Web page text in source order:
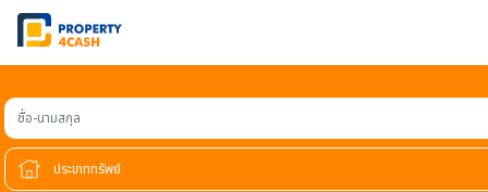
ชื่อ-นามสกุล